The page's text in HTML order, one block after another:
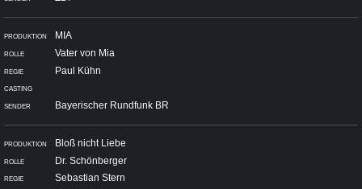
MIA
Vater von Mia
Paul Kühn
Bayerischer Rundfunk BR
Bloß nicht Liebe
Dr. Schönberger
Sebastian Stern